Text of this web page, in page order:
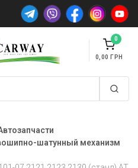
0
0,00
шатунный механизм